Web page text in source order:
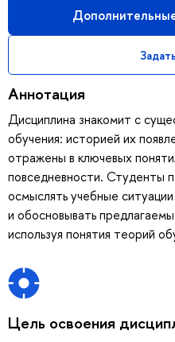
Аннотация
Дисциплина знакомит с
обучения: историей их
отражены в ключевых
повседневности. Студенты
осмыслять учебные
и обосновывать
используя понятия теорий
Цель освоения